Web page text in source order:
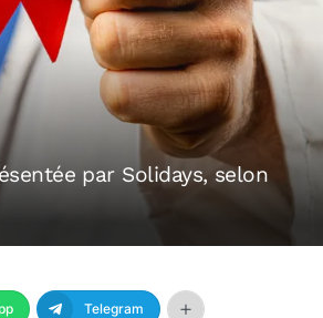
par Solidays, selon
Telegram